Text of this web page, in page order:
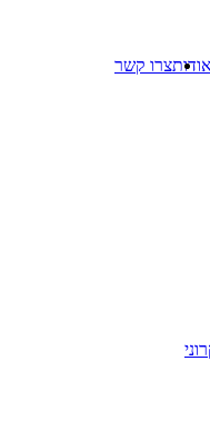
אודותצרו קשר